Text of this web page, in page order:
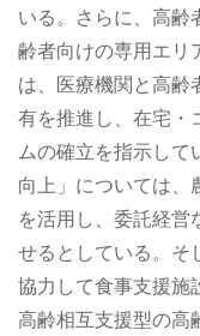
いる。さらに、高齢
齢者向けの専用エリ
は、医療機関と高齢
有を推進し、在宅・
ムの確立を指示して
向上」については、
を活用し、委託経営
せるとしている。そ
協力して食事支援施
高齢相互支援型の高